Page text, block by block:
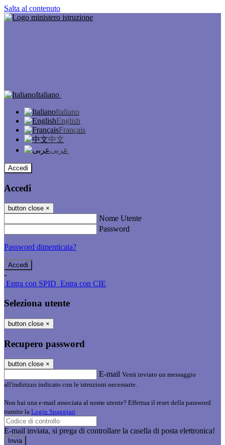
Salta al contenuto
Italiano
Italiano
English
Français
中文
عربى
Accedi
Accedi
button close ×
Nome Utente
Password
Password dimenticata?
-
Entra con SPID Entra con CIE
Seleziona utente
button close ×
Recupero password
button close ×
E-mail Verrà inviato un messaggio
all'indirizzo indicato con le istruzioni necessarie.
Non hai una e-mail associata al nome utente? Effettua il reset della password
tramite la Login Spaggiari
E-mail inviata, si prega di controllare la casella di posta elettronica!